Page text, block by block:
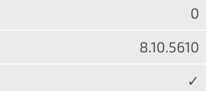
0
8.10.5610
✓